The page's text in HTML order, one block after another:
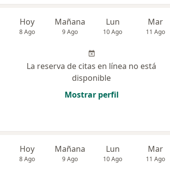
Hoy
8 Ago
Mañana
9 Ago
Lun
10 Ago
Mar
11 Ago
La reserva de citas en línea no está
disponible
Mostrar perfil
Hoy
8 Ago
Mañana
9 Ago
Lun
10 Ago
Mar
11 Ago